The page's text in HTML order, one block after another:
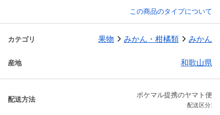
この商品のタイプについて
カテゴリ 果物 みかん・柑橘類 みかん
産地 和歌山県
配送方法
ポケマル提携のヤマト便
配送区分: